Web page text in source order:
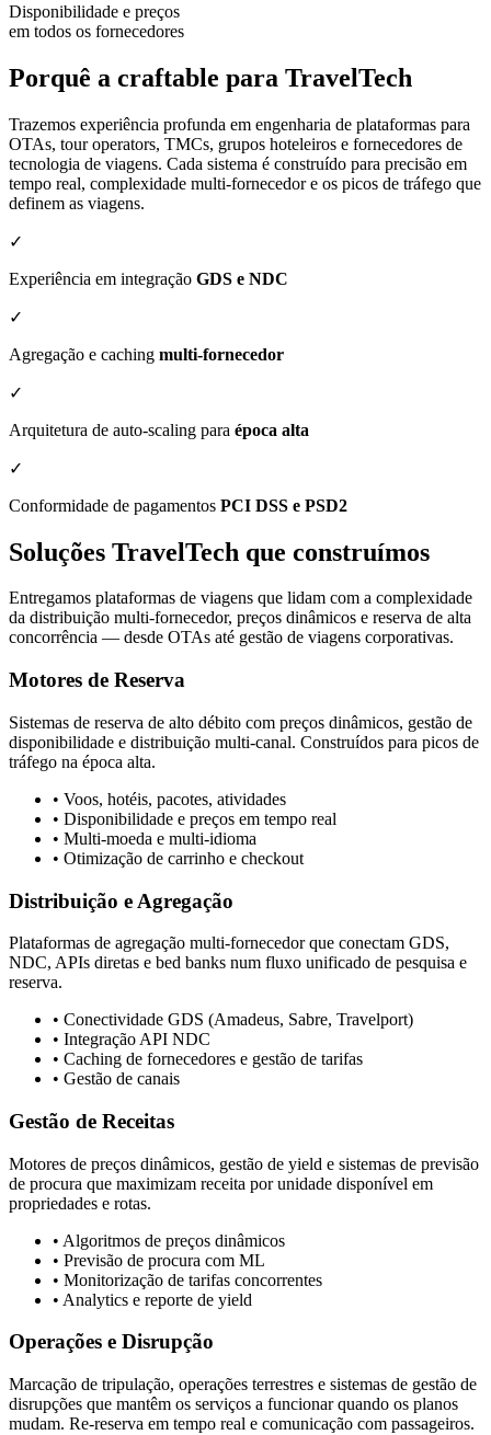
Disponibilidade e preços
em todos os fornecedores
Porquê a craftable para TravelTech
Trazemos experiência profunda em engenharia de plataformas para
OTAs, tour operators, TMCs, grupos hoteleiros e fornecedores de
tecnologia de viagens. Cada sistema é construído para precisão em
tempo real, complexidade multi-fornecedor e os picos de tráfego que
definem as viagens.
✓
Experiência em integração GDS e NDC
✓
Agregação e caching multi-fornecedor
✓
Arquitetura de auto-scaling para época alta
✓
Conformidade de pagamentos PCI DSS e PSD2
Soluções TravelTech que construímos
Entregamos plataformas de viagens que lidam com a complexidade
da distribuição multi-fornecedor, preços dinâmicos e reserva de alta
concorrência — desde OTAs até gestão de viagens corporativas.
Motores de Reserva
Sistemas de reserva de alto débito com preços dinâmicos, gestão de
disponibilidade e distribuição multi-canal. Construídos para picos de
tráfego na época alta.
• Voos, hotéis, pacotes, atividades
• Disponibilidade e preços em tempo real
• Multi-moeda e multi-idioma
• Otimização de carrinho e checkout
Distribuição e Agregação
Plataformas de agregação multi-fornecedor que conectam GDS,
NDC, APIs diretas e bed banks num fluxo unificado de pesquisa e
reserva.
• Conectividade GDS (Amadeus, Sabre, Travelport)
• Integração API NDC
• Caching de fornecedores e gestão de tarifas
• Gestão de canais
Gestão de Receitas
Motores de preços dinâmicos, gestão de yield e sistemas de previsão
de procura que maximizam receita por unidade disponível em
propriedades e rotas.
• Algoritmos de preços dinâmicos
• Previsão de procura com ML
• Monitorização de tarifas concorrentes
• Analytics e reporte de yield
Operações e Disrupção
Marcação de tripulação, operações terrestres e sistemas de gestão de
disrupções que mantêm os serviços a funcionar quando os planos
mudam. Re-reserva em tempo real e comunicação com passageiros.